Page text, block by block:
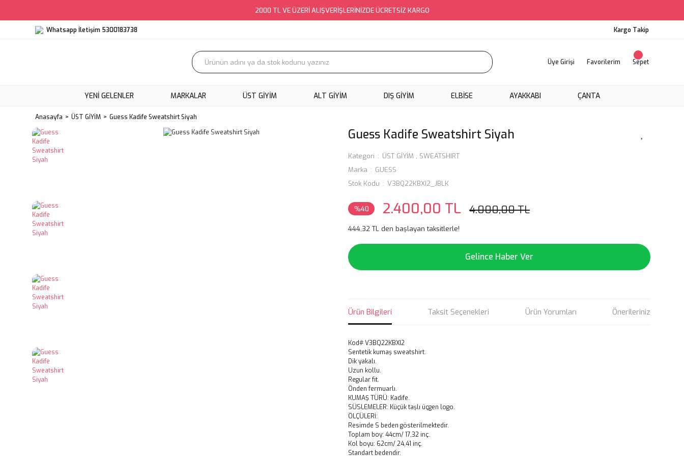
2000 TL VE ÜZERİ ALIŞVERİŞLERİNİZDE ÜCRETSİZ KARGO
Whatsapp İletişim 5300183738 Kargo Takip
Üye Girişi Favorilerim Sepet
YENI GELENLER MARKALAR ÜST GİYİM ALT GİYİM DIŞ GİYİM ELBİSE AYAKKABI ÇANTA
Anasayfa ÜST GİYİM Guess Kadife Sweatshirt Siyah
Guess Kadife Sweatshirt Siyah
Kategori ÜST GİYİM , SWEATSHIRT
Marka
GUESS
Stok Kodu
V3BQ22KBXI2_JBLK
%40 2.400,00 TL 4.000,00 TL
444,32 TL den başlayan taksitlerle!
Gelince Haber Ver
Ürün Bilgileri Taksit Seçenekleri Ürün Yorumları Önerileriniz
Kod# V3BQ22KBXI2
Sentetik kumaş sweatshirt.
Dik yakalı.
Uzun kollu.
Regular fit.
Önden fermuarlı.
KUMAŞ TÜRÜ: Kadife.
SÜSLEMELER: Küçük taşlı üçgen logo.
ÖLÇÜLERİ:
Resimde S beden gösterilmektedir.
Toplam boy: 44cm/ 17,32 inç.
Kol boyu: 62cm/ 24,41 inç.
Standart bedendir.